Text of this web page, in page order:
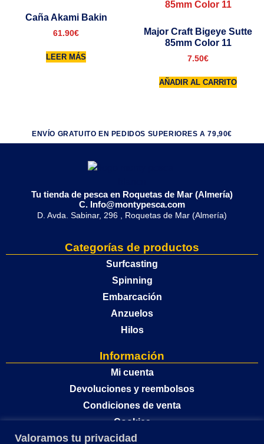
Valoramos tu privacidad
Caña Akami Bakin
61.90€
LEER MÁS
Major Craft Bigeye Sutte
85mm Color 11
7.50€
AÑADIR AL CARRITO
ENVÍO GRATUITO EN PEDIDOS SUPERIORES A 79,90€
Tu tienda de pesca en Roquetas de Mar (Almería)
C. Info@montypesca.com
D. Avda. Sabinar, 296 , Roquetas de Mar (Almería)
Categorías de productos
Surfcasting
Spinning
Embarcación
Anzuelos
Hilos
Información
Mi cuenta
Devoluciones y reembolsos
Condiciones de venta
Cookies
Política de privacidad